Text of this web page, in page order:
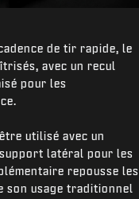
de tir rapide, le
avec un recul
pour les
utilisé avec un
latéral pour les
repousse les
son usage traditionnel